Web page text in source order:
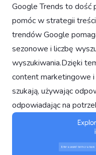
Google Trends to dość
pomóc w strategii
trendów Google
sezonowe i liczbę
wyszukiwania.Dzięki
content marketingowe
szukają, używając
odpowiadając na